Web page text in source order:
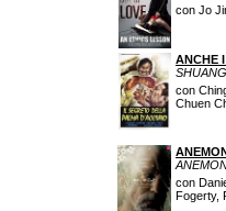
con Jo
ANCHE
con
Chuen
con
Fogerty,